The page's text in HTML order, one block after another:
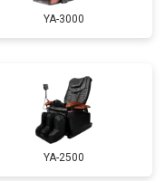
от 4800 ₽ Заказать
Заказать
от 4500 ₽ Заказать
от 5500 ₽
YA-3000
YA-2500